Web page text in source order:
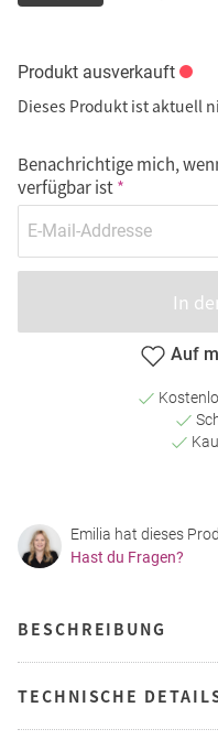
Produkt ausverkauft
Dieses Produkt ist aktuell
Benachrichtige mich,
verfügbar ist
In
Auf
Emilia hat dieses
Hast du Fragen?
BESCHREIBUNG
TECHNISCHE